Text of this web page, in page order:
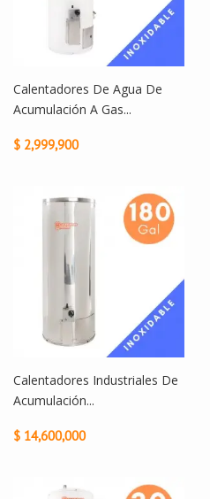
Calentadores De Agua De
Acumulación A Gas...
$ 2,999,900
Calentadores Industriales De
Acumulación...
$ 14,600,000